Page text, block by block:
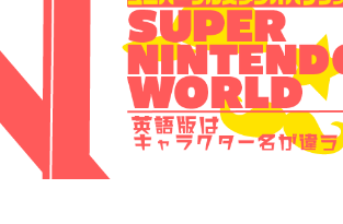
テスラ「Supercharger for Business」
とは？店舗にスーパーチャージャーを設